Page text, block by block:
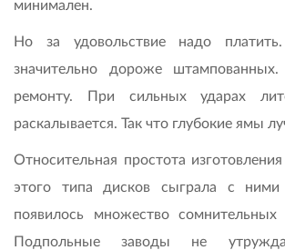
минимален.
Но за удовольствие надо
значительно дороже
ремонту. При сильных ударах
раскалывается. Так что глубокие ямы
Относительная простота
этого типа дисков сыграла с
появилось множество
Подпольные заводы не